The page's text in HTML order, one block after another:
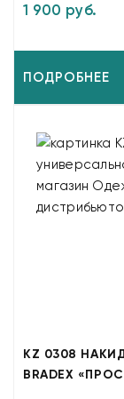
1 900 руб.
ПОДРОБНЕЕ
KZ 0308
BRADEX